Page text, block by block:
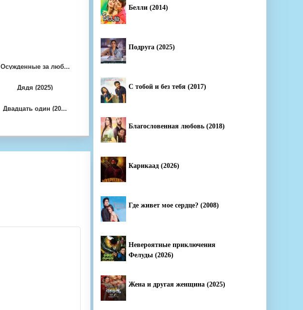
Осужденные за люб...
Дядя (2025)
Двадцать один (20...
Белли (2014)
Подруга (2025)
С тобой и без тебя (2017)
Благословенная любовь (2018)
Карикаад (2026)
Где живет мое сердце? (2008)
Невероятные приключения
Фелуды (2026)
Жена и другая женщина (2025)